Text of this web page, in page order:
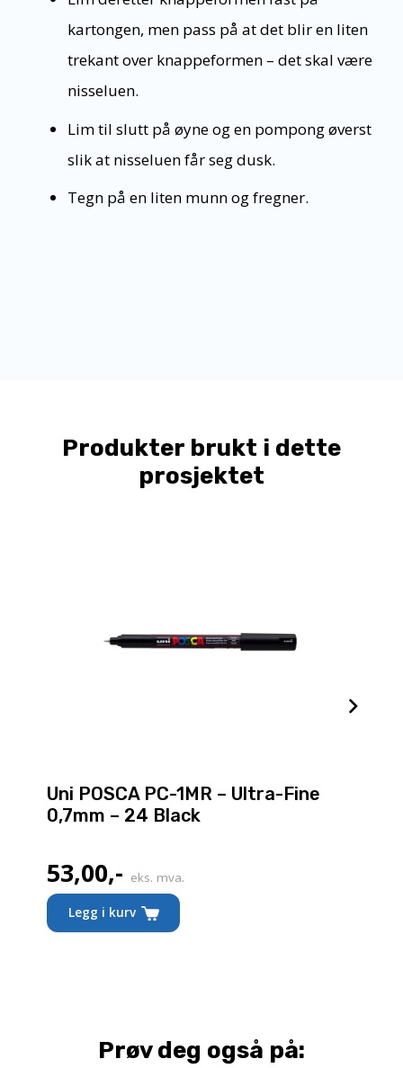
kartongen, men pass på at det blir en liten
trekant over knappeformen – det skal være
nisseluen.
Lim til slutt på øyne og en pompong øverst
slik at nisseluen får seg dusk.
Tegn på en liten munn og fregner.
Produkter brukt i dette
prosjektet
Uni POSCA PC-1MR – Ultra-Fine
0,7mm – 24 Black
53,00,- eks. mva.
Legg i kurv
Prøv deg også på: